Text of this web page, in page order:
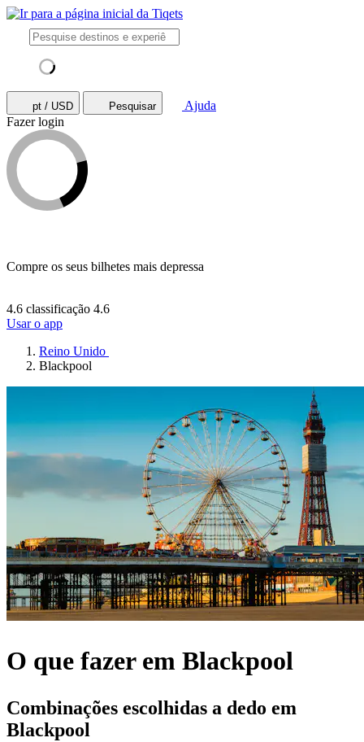
pt / USD Pesquisar
Ajuda
Fazer login
Compre os seus bilhetes mais depressa
4.6 classificação 4.6
Usar o app
Reino Unido
Blackpool
O que fazer em Blackpool
Combinações escolhidas a dedo em
Blackpool